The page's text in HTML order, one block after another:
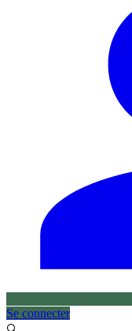
Se connecter